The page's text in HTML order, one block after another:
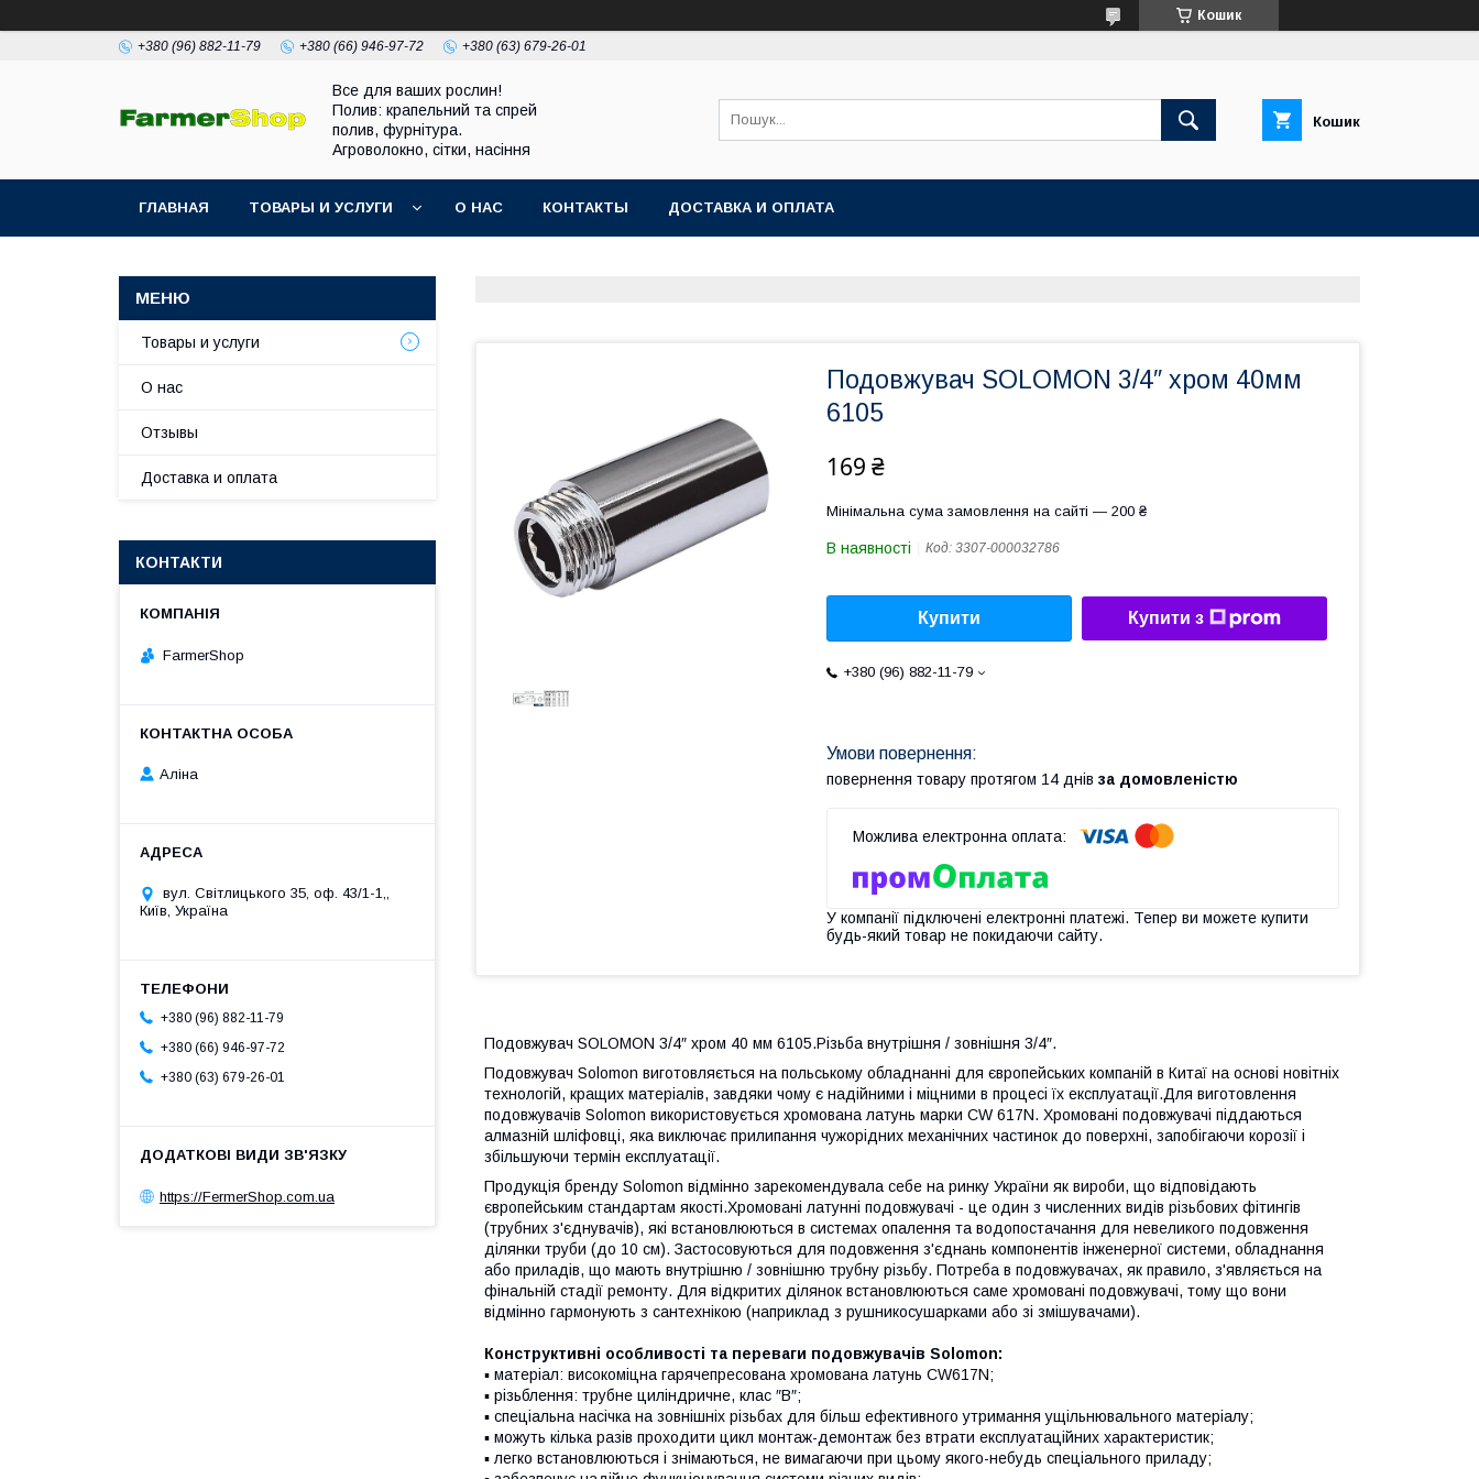
Кошик
+380 (96) 882-11-79 +380 (66) 946-97-72 +380 (63) 679-26-01
Все для ваших рослин!
Полив: крапельний та спрей
полив, фурнітура.
Агроволокно, сітки, насіння
Кошик
ГЛАВНАЯ ТОВАРЫ И УСЛУГИ О НАС КОНТАКТЫ ДОСТАВКА И ОПЛАТА
Подовжувач SOLOMON 3/4″ хром 40мм
6105
169 ₴
Мінімальна сума замовлення на сайті — 200 ₴
В наявності Код: 3307-000032786
Купити Купити з
+380 (96) 882-11-79
повернення товару протягом 14 днів за домовленістю
У компанії підключені електронні платежі. Тепер ви можете купити
будь-який товар не покидаючи сайту.
Подовжувач SOLOMON 3/4″ хром 40 мм 6105.Різьба внутрішня / зовнішня 3/4″.
Подовжувач Solomon виготовляється на польському обладнанні для європейських компаній в Китаї на основі новітніх
технологій, кращих матеріалів, завдяки чому є надійними і міцними в процесі їх експлуатації.Для виготовлення
подовжувачів Solomon використовується хромована латунь марки CW 617N. Хромовані подовжувачі піддаються
алмазній шліфовці, яка виключає прилипання чужорідних механічних частинок до поверхні, запобігаючи корозії і
збільшуючи термін експлуатації.
Продукція бренду Solomon відмінно зарекомендувала себе на ринку України як вироби, що відповідають
європейським стандартам якості.Хромовані латунні подовжувачі - це один з численних видів різьбових фітингів
(трубних з'єднувачів), які встановлюються в системах опалення та водопостачання для невеликого подовження
ділянки труби (до 10 см). Застосовуються для подовження з'єднань компонентів інженерної системи, обладнання
або приладів, що мають внутрішню / зовнішню трубну різьбу. Потреба в подовжувачах, як правило, з'являється на
фінальній стадії ремонту. Для відкритих ділянок встановлюються саме хромовані подовжувачі, тому що вони
відмінно гармонують з сантехнікою (наприклад з рушникосушарками або зі змішувачами).
Конструктивні особливості та переваги подовжувачів Solomon:
▪ матеріал: високоміцна гарячепресована хромована латунь CW617N;
▪ різьблення: трубне циліндричне, клас ″В″;
▪ спеціальна насічка на зовнішніх різьбах для більш ефективного утримання ущільнювального матеріалу;
▪ можуть кілька разів проходити цикл монтаж-демонтаж без втрати експлуатаційних характеристик;
▪ легко встановлюються і знімаються, не вимагаючи при цьому якого-небудь спеціального приладу;
Товары и услуги
О нас
Отзывы
Доставка и оплата
КОНТАКТИ
FarmerShop
Аліна
вул. Світлицького 35, оф. 43/1-1,,
Київ, Україна
+380 (96) 882-11-79
+380 (66) 946-97-72
+380 (63) 679-26-01
https://FermerShop.com.ua